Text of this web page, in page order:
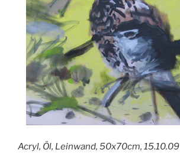
Acryl, Öl, Leinwand, 50x70cm, 15.10.09